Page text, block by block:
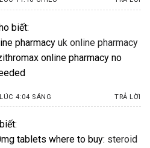
biết:
pharmacy uk online pharmacy
online pharmacy no
4:04 SÁNG TRẢ LỜI
tablets where to buy: steroid